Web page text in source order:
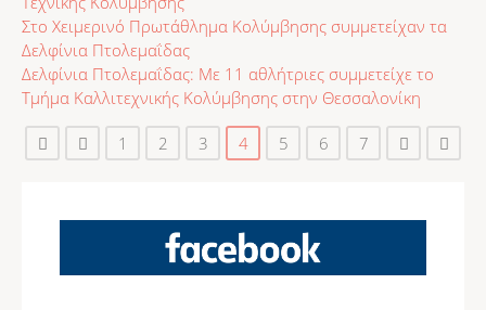
Στο Χειμερινό Πρωτάθλημα Κολύμβησης συμμετείχαν τα
Δελφίνια Πτολεμαΐδας
Δελφίνια Πτολεμαΐδας: Με 11 αθλήτριες συμμετείχε το
Τμήμα Καλλιτεχνικής Κολύμβησης στην Θεσσαλονίκη
1 2 3 4 5 6 7